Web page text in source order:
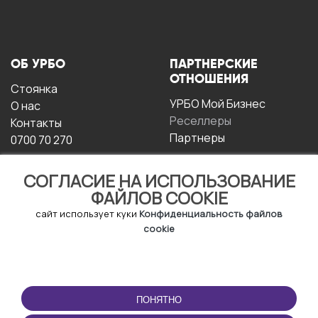
СОГЛАСИЕ НА ИСПОЛЬЗОВАНИЕ
ФАЙЛОВ COOKIE
сайт использует куки Конфиденциальность файлов
cookie
ПОНЯТНО
ОБ УРБО
Стоянка
О нас
Контакты
0700 70 270
ПАРТНЕРСКИЕ
ОТНОШЕНИЯ
УРБО Мой Бизнес
Реселлеры
Партнеры
ЭКСПЛУАТАЦИИ
Условия и положения
ПРИЛОЖЕНИЕ